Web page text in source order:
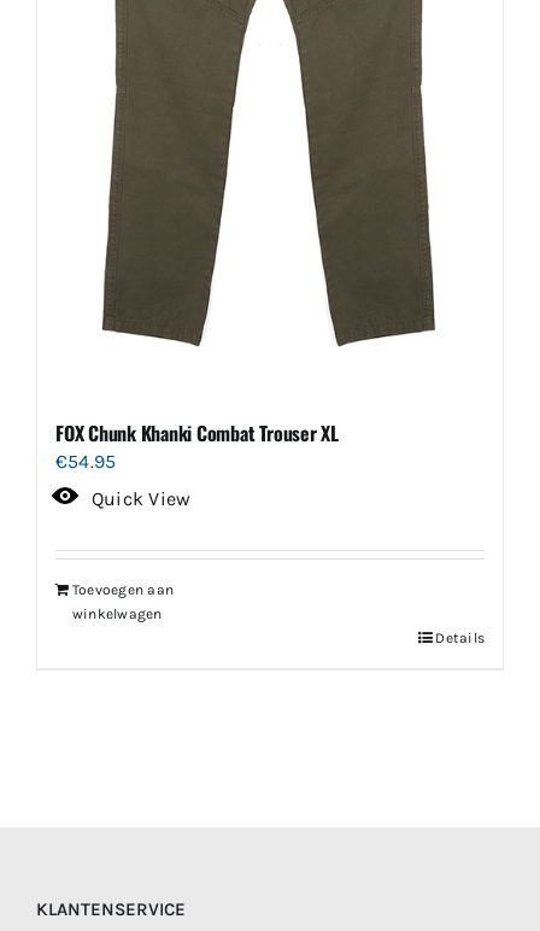
FOX Chunk Khanki Combat Trouser XL
€54.95
Quick View
Toevoegen aan
winkelwagen
Details
KLANTENSERVICE